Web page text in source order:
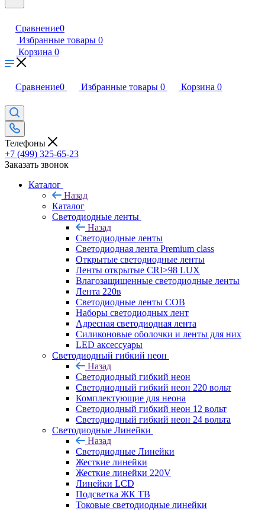
Сравнение0
Избранные товары 0
Корзина 0
Сравнение0 Избранные товары 0 Корзина 0
Телефоны
+7 (499) 325-65-23
Заказать звонок
Каталог
Назад
Каталог
Светодиодные ленты
Назад
Светодиодные ленты
Светодиодная лента Premium class
Открытые светодиодные ленты
Ленты открытые CRI>98 LUX
Влагозащищенные светодиодные ленты
Лента 220в
Светодиодные ленты COB
Наборы светодиодных лент
Адресная светодиодная лента
Силиконовые оболочки и ленты для них
LED аксессуары
Светодиодный гибкий неон
Назад
Светодиодный гибкий неон
Светодиодный гибкий неон 220 вольт
Комплектующие для неона
Светодиодный гибкий неон 12 вольт
Светодиодный гибкий неон 24 вольта
Светодиодные Линейки
Назад
Светодиодные Линейки
Жесткие линейки
Жесткие линейки 220V
Линейки LCD
Подсветка ЖК ТВ
Токовые светодиодные линейки